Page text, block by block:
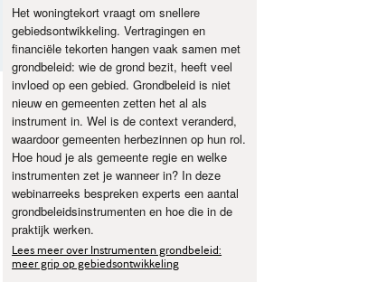
Het woningtekort vraagt om snellere
gebiedsontwikkeling. Vertragingen en
financiële tekorten hangen vaak samen met
grondbeleid: wie de grond bezit, heeft veel
invloed op een gebied. Grondbeleid is niet
nieuw en gemeenten zetten het al als
instrument in. Wel is de context veranderd,
waardoor gemeenten herbezinnen op hun rol.
Hoe houd je als gemeente regie en welke
instrumenten zet je wanneer in? In deze
webinarreeks bespreken experts een aantal
grondbeleidsinstrumenten en hoe die in de
praktijk werken.
Lees meer over Instrumenten grondbeleid:
meer grip op gebiedsontwikkeling